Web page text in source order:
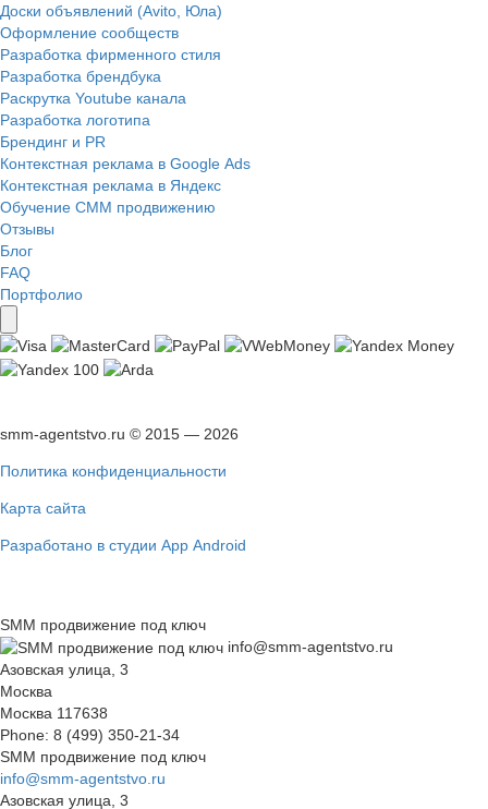
Доски объявлений (Avito, Юла)
Оформление сообществ
Разработка фирменного стиля
Разработка брендбука
Раскрутка Youtube канала
Разработка логотипа
Брендинг и PR
Контекстная реклама в Google Ads
Контекстная реклама в Яндекс
Обучение СММ продвижению
Отзывы
Блог
FAQ
Портфолио
smm-agentstvo.ru © 2015 — 2026
Политика конфиденциальности
Карта сайта
Разработано в студии App Android
SMM продвижение под ключ
info@smm-agentstvo.ru
Азовская улица, 3
Москва
Москва 117638
Phone: 8 (499) 350-21-34
SMM продвижение под ключ
info@smm-agentstvo.ru
Азовская улица, 3